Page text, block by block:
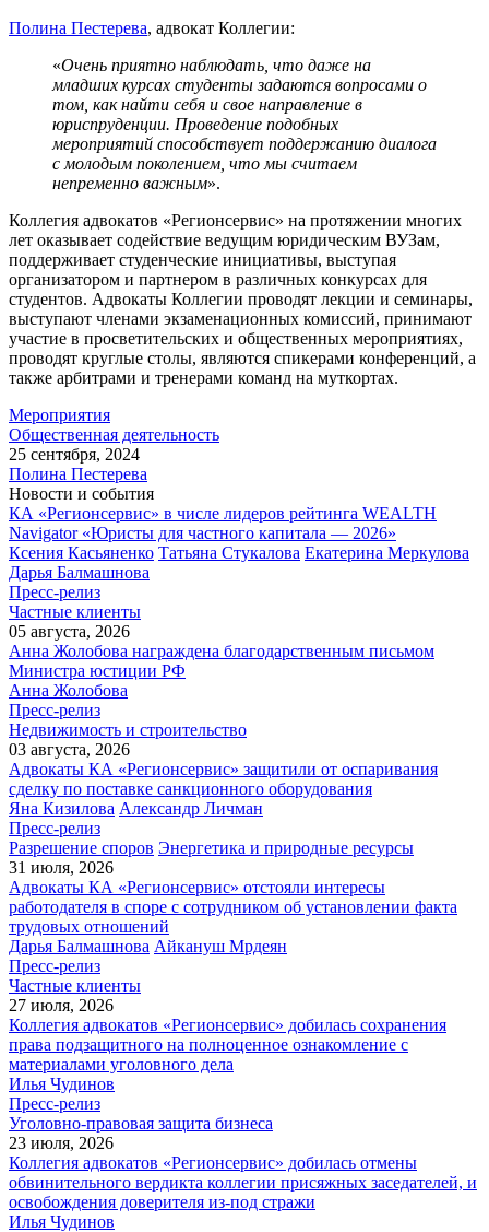
Полина Пестерева, адвокат Коллегии:
«Очень приятно наблюдать, что даже на
младших курсах студенты задаются вопросами о
том, как найти себя и свое направление в
юриспруденции. Проведение подобных
мероприятий способствует поддержанию диалога
с молодым поколением, что мы считаем
непременно важным».
Коллегия адвокатов «Регионсервис» на протяжении многих
лет оказывает содействие ведущим юридическим ВУЗам,
поддерживает студенческие инициативы, выступая
организатором и партнером в различных конкурсах для
студентов. Адвокаты Коллегии проводят лекции и семинары,
выступают членами экзаменационных комиссий, принимают
участие в просветительских и общественных мероприятиях,
проводят круглые столы, являются спикерами конференций, а
также арбитрами и тренерами команд на муткортах.
Мероприятия
Общественная деятельность
25 сентября, 2024
Полина Пестерева
Новости и события
КА «Регионсервис» в числе лидеров рейтинга WEALTH
Navigator «Юристы для частного капитала — 2026»
Ксения Касьяненко Татьяна Стукалова Екатерина Меркулова
Дарья Балмашнова
Пресс-релиз
Частные клиенты
05 августа, 2026
Анна Жолобова награждена благодарственным письмом
Министра юстиции РФ
Анна Жолобова
Пресс-релиз
Недвижимость и строительство
03 августа, 2026
Адвокаты КА «Регионсервис» защитили от оспаривания
сделку по поставке санкционного оборудования
Яна Кизилова Александр Личман
Пресс-релиз
Разрешение споров Энергетика и природные ресурсы
31 июля, 2026
Адвокаты КА «Регионсервис» отстояли интересы
работодателя в споре с сотрудником об установлении факта
трудовых отношений
Дарья Балмашнова Айкануш Мрдеян
Пресс-релиз
Частные клиенты
27 июля, 2026
Коллегия адвокатов «Регионсервис» добилась сохранения
права подзащитного на полноценное ознакомление с
материалами уголовного дела
Илья Чудинов
Пресс-релиз
Уголовно-правовая защита бизнеса
23 июля, 2026
Коллегия адвокатов «Регионсервис» добилась отмены
обвинительного вердикта коллегии присяжных заседателей, и
освобождения доверителя из-под стражи
Илья Чудинов